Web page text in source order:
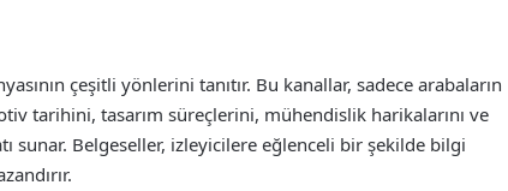
çeşitli yönlerini tanıtır. Bu kanallar, sadece arabaların
tarihini, tasarım süreçlerini, mühendislik harikalarını ve
sunar. Belgeseller, izleyicilere eğlenceli bir şekilde bilgi